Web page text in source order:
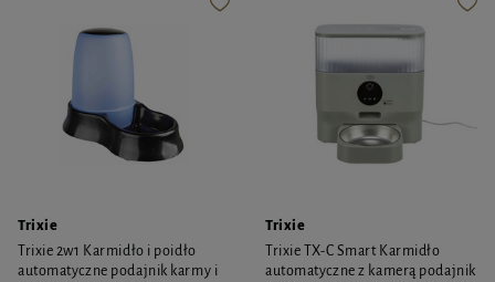
Trixie
Trixie 2w1 Karmidło i poidło
automatyczne podajnik karmy i
Trixie
Trixie TX-C Smart Karmidło
automatyczne z kamerą podajnik